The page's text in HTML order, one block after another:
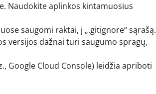
Naudokite aplinkos kintamuosius
saugomi raktai, į „.gitignore“ sąrašą.
versijos dažnai turi saugumo spragų,
Google Cloud Console) leidžia apriboti